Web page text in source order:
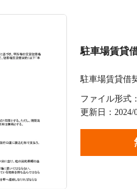
駐車場賃貸
駐車場賃貸借
ファイル形式
更新日：2024/